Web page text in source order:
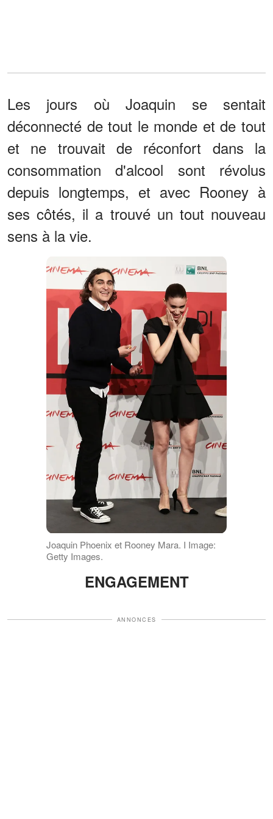
Les jours où Joaquin se sentait
déconnecté de tout le monde et de tout
et ne trouvait de réconfort dans la
consommation d'alcool sont révolus
depuis longtemps, et avec Rooney à
ses côtés, il a trouvé un tout nouveau
sens à la vie.
Joaquin Phoenix et Rooney Mara. I Image:
Getty Images.
ENGAGEMENT
ANNONCES